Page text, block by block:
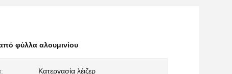
φύλλα αλουμινίου
Κατεργασία λέιζερ